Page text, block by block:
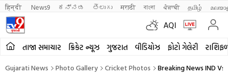
हिन्दी News9 ಕನ್ನಡ తెలుగు मराठी বাংলা ਪੰਜਾਬੀ தமிழ்
AQI
તાજા સમાચાર ક્રિકેટ ન્યૂઝ ગુજરાત વીડિયોઝ ફોટો ગેલેરી
Gujarati News Photo Gallery Cricket Photos Breaking News IND